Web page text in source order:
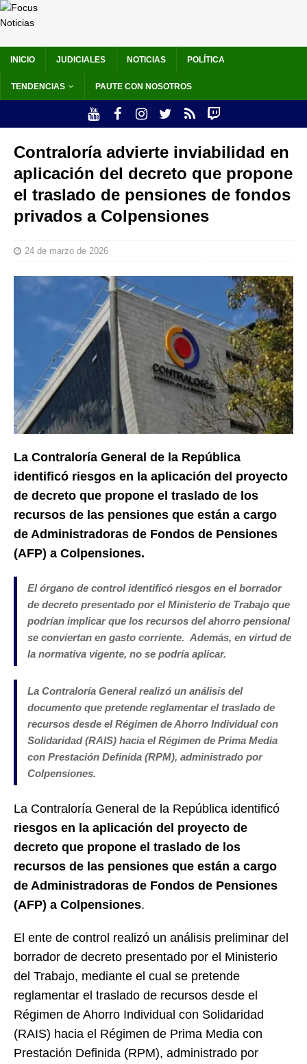
INICIO JUDICIALES NOTICIAS POLÍTICA
TENDENCIAS PAUTE CON NOSOTROS
Contraloría advierte inviabilidad en
aplicación del decreto que propone
el traslado de pensiones de fondos
privados a Colpensiones
24 de marzo de 2026
La Contraloría General de la República
identificó riesgos en la aplicación del proyecto
de decreto que propone el traslado de los
recursos de las pensiones que están a cargo
de Administradoras de Fondos de Pensiones
(AFP) a Colpensiones.
El órgano de control identificó riesgos en el borrador
de decreto presentado por el Ministerio de Trabajo que
podrían implicar que los recursos del ahorro pensional
se conviertan en gasto corriente. Además, en virtud de
la normativa vigente, no se podría aplicar.
La Contraloría General realizó un análisis del
documento que pretende reglamentar el traslado de
recursos desde el Régimen de Ahorro Individual con
Solidaridad (RAIS) hacia el Régimen de Prima Media
con Prestación Definida (RPM), administrado por
Colpensiones.
La Contraloría General de la República identificó
riesgos en la aplicación del proyecto de
decreto que propone el traslado de los
recursos de las pensiones que están a cargo
de Administradoras de Fondos de Pensiones
(AFP) a Colpensiones.
El ente de control realizó un análisis preliminar del
borrador de decreto presentado por el Ministerio
del Trabajo, mediante el cual se pretende
reglamentar el traslado de recursos desde el
Régimen de Ahorro Individual con Solidaridad
(RAIS) hacia el Régimen de Prima Media con
Prestación Definida (RPM), administrado por